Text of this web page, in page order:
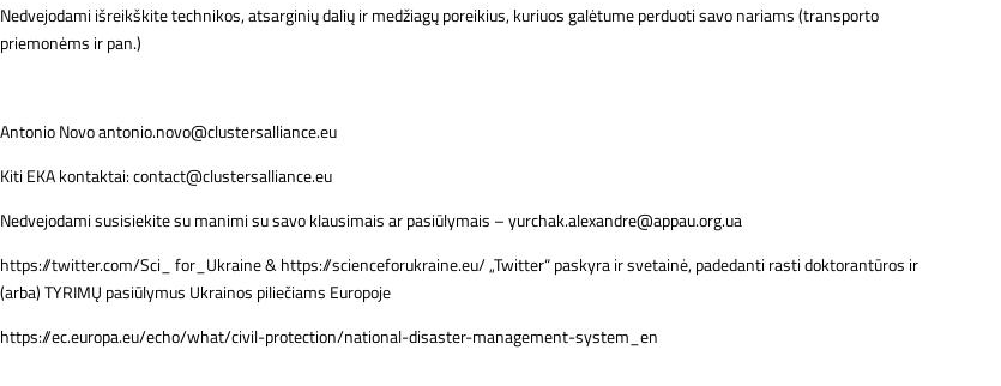
Nedvejodami išreikškite technikos, atsarginių dalių ir medžiagų poreikius, kuriuos galėtume perduoti savo nariams (transporto
priemonėms ir pan.)
Antonio Novo antonio.novo@clustersalliance.eu
Kiti EKA kontaktai: contact@clustersalliance.eu
Nedvejodami susisiekite su manimi su savo klausimais ar pasiūlymais – yurchak.alexandre@appau.org.ua
https://twitter.com/Sci_ for_Ukraine & https://scienceforukraine.eu/ „Twitter“ paskyra ir svetainė, padedanti rasti doktorantūros ir
(arba) TYRIMŲ pasiūlymus Ukrainos piliečiams Europoje
https://ec.europa.eu/echo/what/civil-protection/national-disaster-management-system_en